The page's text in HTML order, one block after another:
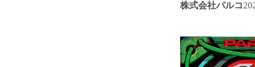
株式会社パルコ